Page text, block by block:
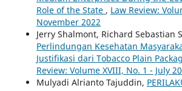
Role of the State , Law Review:
November 2022
Jerry Shalmont, Richard Sebastian
Perlindungan Kesehatan
Justifikasi dari Tobacco Plain
Review: Volume XVIII, No. 1 - July
Mulyadi Alrianto Tajuddin,